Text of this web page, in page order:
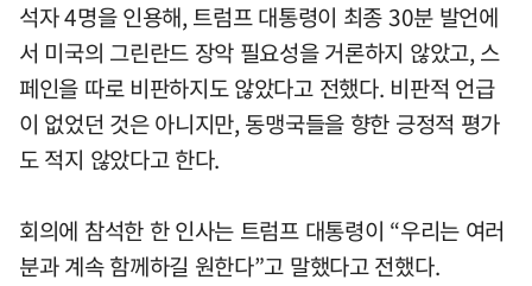
석자 4명을 인용해, 트럼프 대통령이 최종 30분 발언에
서 미국의 그린란드 장악 필요성을 거론하지 않았고, 스
페인을 따로 비판하지도 않았다고 전했다. 비판적 언급
이 없었던 것은 아니지만, 동맹국들을 향한 긍정적 평가
도 적지 않았다고 한다.
회의에 참석한 한 인사는 트럼프 대통령이 “우리는 여러
분과 계속 함께하길 원한다”고 말했다고 전했다.